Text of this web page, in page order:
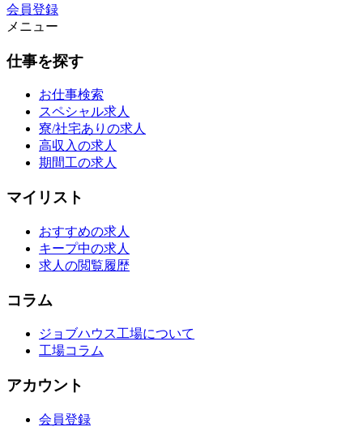
会員登録
メニュー
仕事を探す
お仕事検索
スペシャル求人
寮/社宅ありの求人
高収入の求人
期間工の求人
マイリスト
おすすめの求人
キープ中の求人
求人の閲覧履歴
コラム
ジョブハウス工場について
工場コラム
アカウント
会員登録